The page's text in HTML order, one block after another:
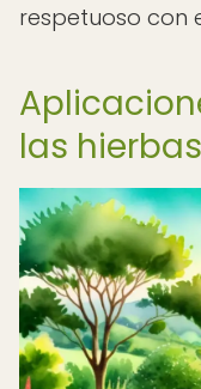
respetuoso con
las